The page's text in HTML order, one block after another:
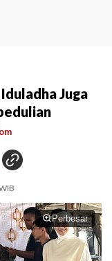
Juga
Perbesar